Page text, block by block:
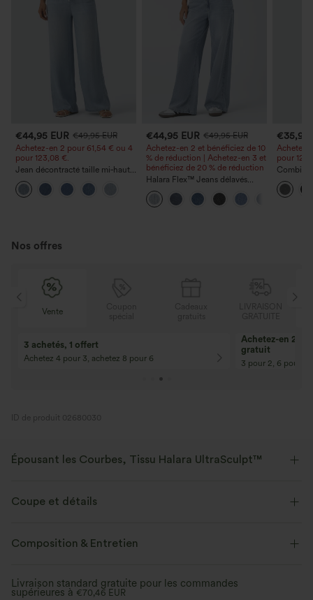
€44,95 EUR €49,95 EUR
Achetez-en 2 pour 61,54 € ou 4
pour 123,08 €.
Jean décontracté taille mi‑haute,
à cordon de serrage, avec
poches
€44,95 EUR €49,95 EUR
Achetez-en 2 et bénéficiez de 10
% de réduction | Achetez-en 3 et
bénéficiez de 20 % de réduction
Halara Flex™ Jeans délavés
décontractés, coupe baggy à
jambe large, taille basse
asymétrique, poches zippées
€35,95
Achetez-
pour
chinée à
fronces
poches
Nos offres
Coupon
spécial
10% de réduction
Pour toute commande de 107,00 € et
plus ! Code : Aug2026
12% de réduction
Pour toute
plus ! Code :
ID de produit 02680030
Épousant les Courbes, Tissu Halara UltraSculpt™
Évacue l’humidité
Coupe et détails
Maintien moyen Façonnage
Longueur 7 / 8 Taille haute
Composition & Entretien
Livraison standard gratuite pour les commandes
supérieures à €70,46 EUR